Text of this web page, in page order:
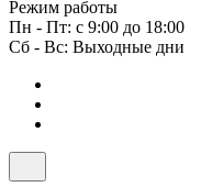
Режим работы
Пн - Пт: с 9:00 до 18:00
Сб - Вс: Выходные дни